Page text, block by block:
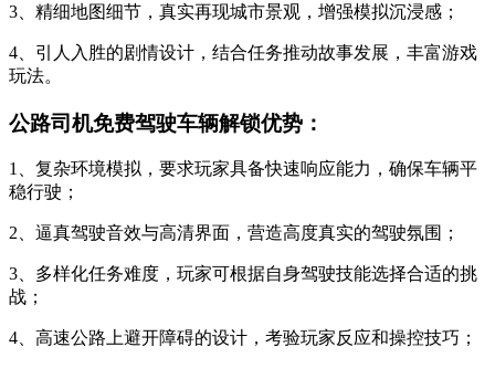
3、精细地图细节，真实再现城市景观，增强模拟沉浸感；
4、引人入胜的剧情设计，结合任务推动故事发展，丰富游戏
玩法。
公路司机免费驾驶车辆解锁优势：
1、复杂环境模拟，要求玩家具备快速响应能力，确保车辆平
稳行驶；
2、逼真驾驶音效与高清界面，营造高度真实的驾驶氛围；
3、多样化任务难度，玩家可根据自身驾驶技能选择合适的挑
战；
4、高速公路上避开障碍的设计，考验玩家反应和操控技巧；